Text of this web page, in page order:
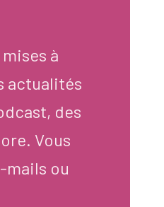
à
actualités
des
Vous
mails ou